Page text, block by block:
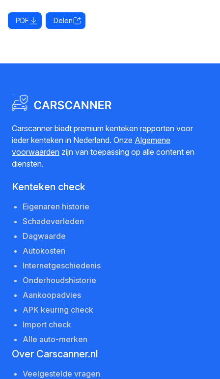
PDF Delen
Carscanner biedt premium kenteken rapporten voor
ieder kenteken in Nederland. Onze Algemene
voorwaarden zijn van toepassing op alle content en
diensten.
Kenteken check
Eigenaren historie
Schadeverleden
Dagwaarde
Autokosten
Internetgeschiedenis
Onderhoudshistorie
Aankoopadvies
APK keuring check
Import check
Alle auto-merken
Over Carscanner.nl
Veelgestelde vragen